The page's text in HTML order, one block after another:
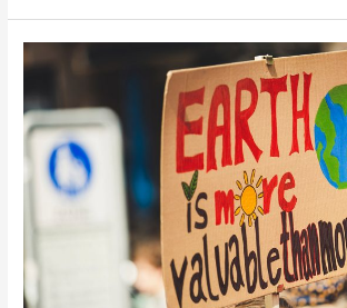
Pavel
–
ČRo
Radiožurnál